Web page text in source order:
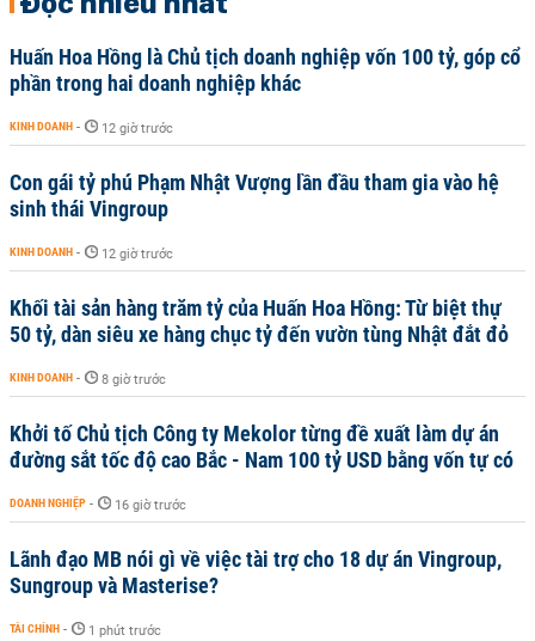
Huấn Hoa Hồng là Chủ tịch doanh nghiệp vốn 100 tỷ, góp cổ
phần trong hai doanh nghiệp khác
KINH DOANH - 12 giờ trước
Con gái tỷ phú Phạm Nhật Vượng lần đầu tham gia vào hệ
sinh thái Vingroup
KINH DOANH - 12 giờ trước
Khối tài sản hàng trăm tỷ của Huấn Hoa Hồng: Từ biệt thự
50 tỷ, dàn siêu xe hàng chục tỷ đến vườn tùng Nhật đắt đỏ
KINH DOANH - 8 giờ trước
Khởi tố Chủ tịch Công ty Mekolor từng đề xuất làm dự án
đường sắt tốc độ cao Bắc - Nam 100 tỷ USD bằng vốn tự có
DOANH NGHIỆP - 16 giờ trước
Lãnh đạo MB nói gì về việc tài trợ cho 18 dự án Vingroup,
Sungroup và Masterise?
TÀI CHÍNH - 1 phút trước